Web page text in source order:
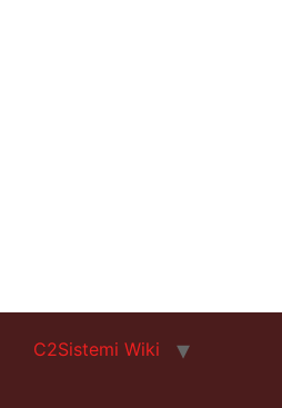
C2Sistemi Wiki